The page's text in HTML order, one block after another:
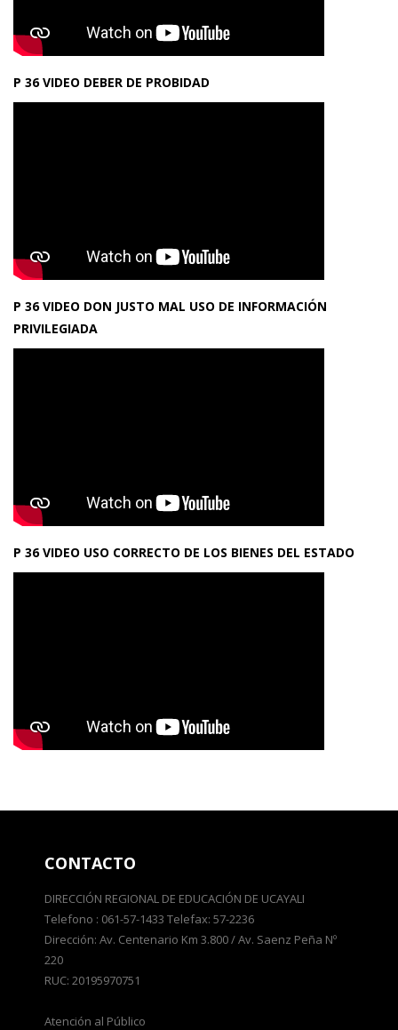
P 36 VIDEO DEBER DE PROBIDAD
P 36 VIDEO DON JUSTO MAL USO DE INFORMACIÓN
PRIVILEGIADA
P 36 VIDEO USO CORRECTO DE LOS BIENES DEL ESTADO
CONTACTO
DIRECCIÓN REGIONAL DE EDUCACIÓN DE UCAYALI
Telefono : 061-57-1433 Telefax: 57-2236
Dirección: Av. Centenario Km 3.800 / Av. Saenz Peña Nº
220
RUC: 20195970751
Atención al Público